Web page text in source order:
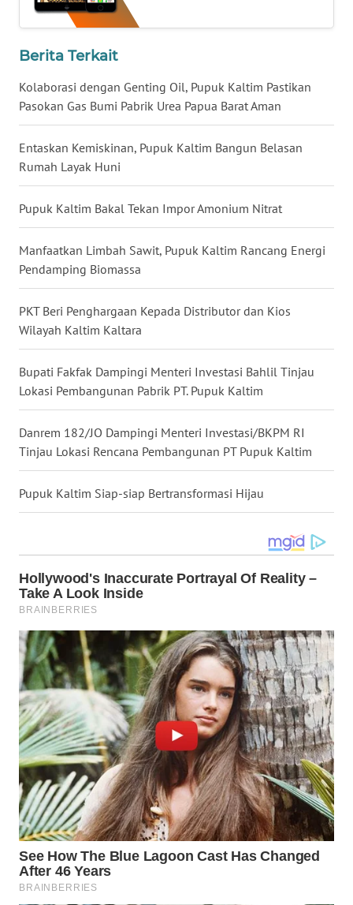
Berita Terkait
Kolaborasi dengan Genting Oil, Pupuk Kaltim Pastikan
Pasokan Gas Bumi Pabrik Urea Papua Barat Aman
Entaskan Kemiskinan, Pupuk Kaltim Bangun Belasan
Rumah Layak Huni
Pupuk Kaltim Bakal Tekan Impor Amonium Nitrat
Manfaatkan Limbah Sawit, Pupuk Kaltim Rancang Energi
Pendamping Biomassa
PKT Beri Penghargaan Kepada Distributor dan Kios
Wilayah Kaltim Kaltara
Bupati Fakfak Dampingi Menteri Investasi Bahlil Tinjau
Lokasi Pembangunan Pabrik PT. Pupuk Kaltim
Danrem 182/JO Dampingi Menteri Investasi/BKPM RI
Tinjau Lokasi Rencana Pembangunan PT Pupuk Kaltim
Pupuk Kaltim Siap-siap Bertransformasi Hijau
WN
KALTARA
WN
KALSEL
WN
KALTIM
WN
GORONTALO
SULUT
WN
MALUKU
WN
MALUT
WN
DAIRI
WN
DANAU
TOBA
WN
NIAS
WN
LANGKAT
WN
TAPANULI
SELATAN
WN
TANJUNG
LESUNG